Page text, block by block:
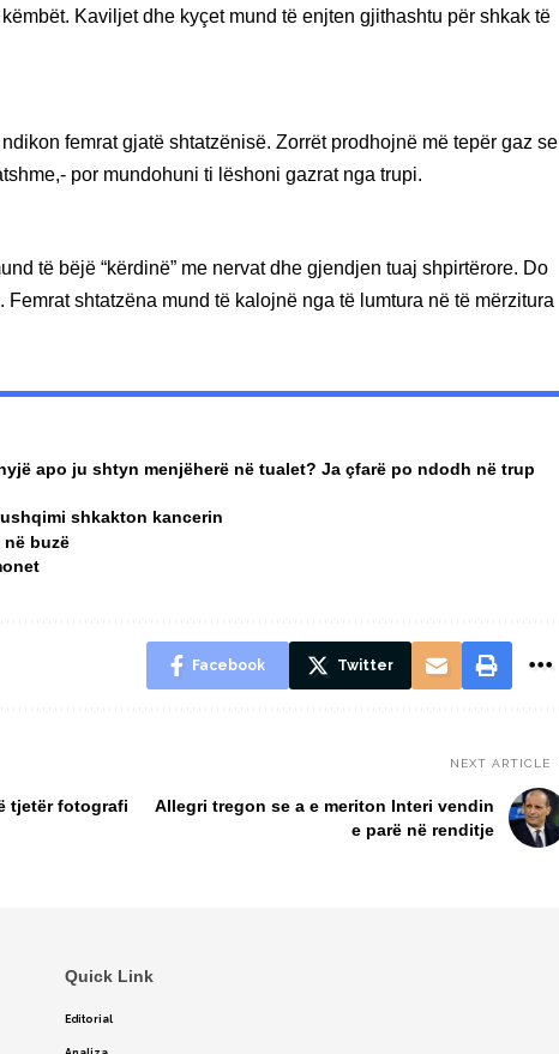
Kaviljet dhe kyçet mund të enjten gjithashtu për shkak të
femrat gjatë shtatzënisë. Zorrët prodhojnë më tepër gaz se
por mundohuni ti lëshoni gazrat nga trupi.
të bëjë “kërdinë” me nervat dhe gjendjen tuaj shpirtërore. Do
shtatzëna mund të kalojnë nga të lumtura në të mërzitura
apo ju shtyn menjëherë në tualet? Ja çfarë po ndodh në trup
shkakton kancerin
buzë
Facebook Twitter
tjetër fotografi
NEXT ARTICLE
Allegri tregon se a e meriton Interi vendin
e parë në renditje
Quick Link
Editorial